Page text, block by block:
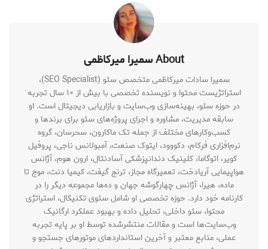
About سمیرا میرکاظمی
سمیرا سادات میرکاظمی متخصص سئو (SEO Specialist)،
استراتژیست محتوا و نویسنده تخصصی با بیش از ۱۰ سال تجربه
در حوزه سئو، بهینه‌سازی وب‌سایت و بازاریابی دیجیتال است. او
سابقه مدیریت، مشاوره و اجرای پروژه‌های سئو برای برندها و
کسب‌وکارهای مختلف از جمله تک ماکارون، سحرسان، گروه
نرم‌افزاری فرکام، دکووود، ایتوک صنعت، آمبولانس ناجی، پروفیل
کویر، اتوگاما، کلینیک دندانپزشکی آسادنتال، ارون هوم، آژانس
هواپیمایی آریادخت، تعمیرگاه مجاز، ترنج گیفت، کیمیا دنت، موج تا
ماده، هیرا، آژانس چهارگوشه جهان و ده‌ها مجموعه دیگر را در
کارنامه خود دارد. حوزه تخصصی او شامل سئوی تکنیکال، استراتژی
محتوا، سئو داخلی، تحلیل داده و بهبود عملکرد ارگانیک
وب‌سایت‌ها است و مقالات منتشرشده توسط او بر پایه تجربه
عملی، منابع معتبر و آخرین استانداردهای موتورهای جستجو و